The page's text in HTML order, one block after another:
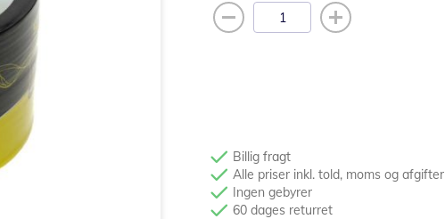
Billig fragt
Alle priser inkl. told, moms og afgifter
Ingen gebyrer
60 dages returret